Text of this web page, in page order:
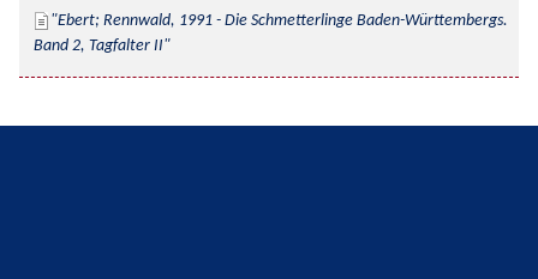
Ebert; Rennwald, 1991 - Die Schmetterlinge Baden-Württembergs.
Band 2, Tagfalter II